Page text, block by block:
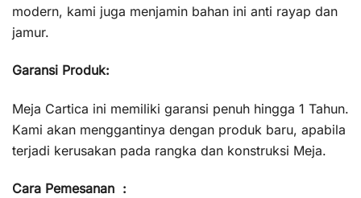
modern, kami juga menjamin bahan ini anti rayap dan
jamur.
Garansi Produk:
Meja Cartica ini memiliki garansi penuh hingga 1 Tahun.
Kami akan menggantinya dengan produk baru, apabila
terjadi kerusakan pada rangka dan konstruksi Meja.
Cara Pemesanan :